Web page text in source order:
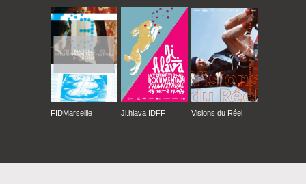
FIDMarseille Ji.hlava IDFF Visions du Réel